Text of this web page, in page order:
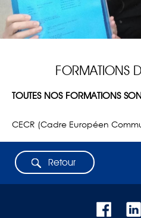
FORMATIONS
TOUTES NOS FORMATIONS
CECR (Cadre Européen
Retour